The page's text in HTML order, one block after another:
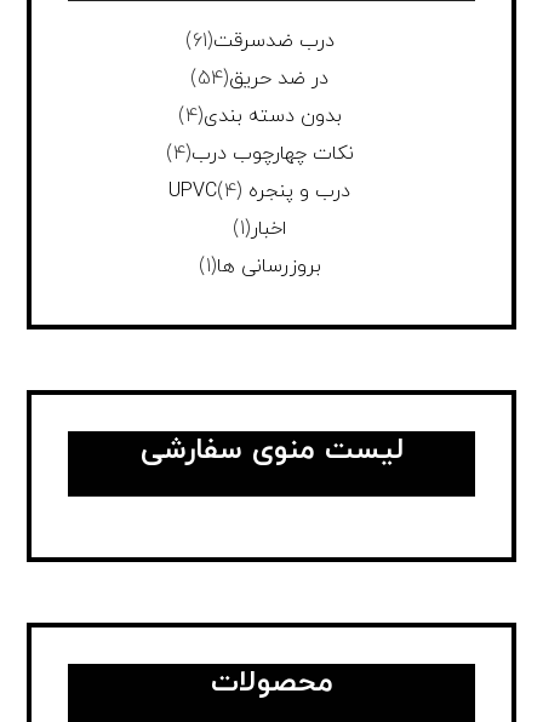
درب ضدسرقت(61)
در ضد حریق(54)
بدون دسته بندی(4)
نکات چهارچوب درب(4)
درب و پنجره UPVC (4)
اخبار(1)
بروزرسانی ها(1)
لیست منوی سفارشی
محصولات